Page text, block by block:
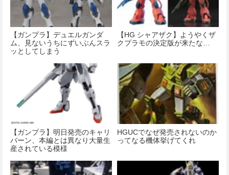
【ガンプラ】デュエルガンダ
ム、見ないうちにずいぶんスラ
ッとしてしまう
【HG シャアザク】ようやくザ
クプラモの決定版が来たな…
【ガンプラ】明日発売のキャリ
バーン、本編とは異なり大量生
産されている模様
HGUCでなぜ発売されないのか
ってなる機体挙げてくれ